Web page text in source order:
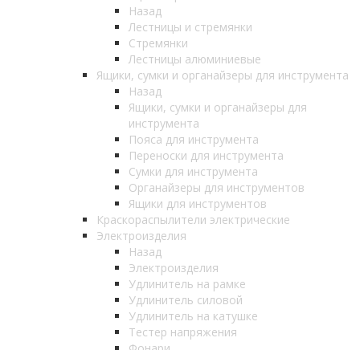
Назад
Лестницы и стремянки
Стремянки
Лестницы алюминиевые
Ящики, сумки и органайзеры для инструмента
Назад
Ящики, сумки и органайзеры для
инструмента
Пояса для инструмента
Переноски для инструмента
Сумки для инструмента
Органайзеры для инструментов
Ящики для инструментов
Краскораспылители электрические
Электроизделия
Назад
Электроизделия
Удлинитель на рамке
Удлинитель силовой
Удлинитель на катушке
Тестер напряжения